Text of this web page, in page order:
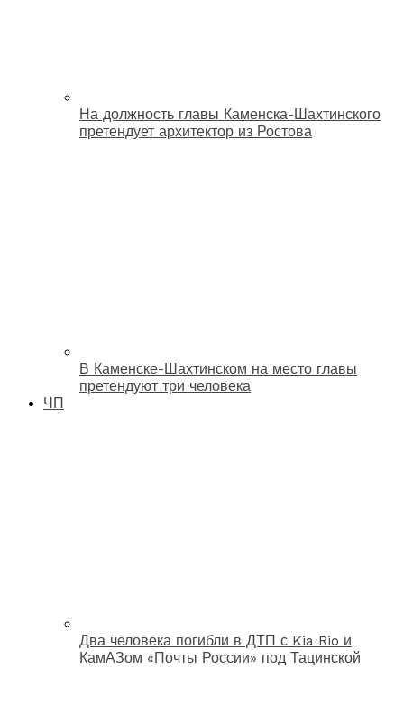
На должность главы Каменска-Шахтинского
претендует архитектор из Ростова
В Каменске-Шахтинском на место главы
претендуют три человека
ЧП
Два человека погибли в ДТП с Kia Rio и
КамАЗом «Почты России» под Тацинской